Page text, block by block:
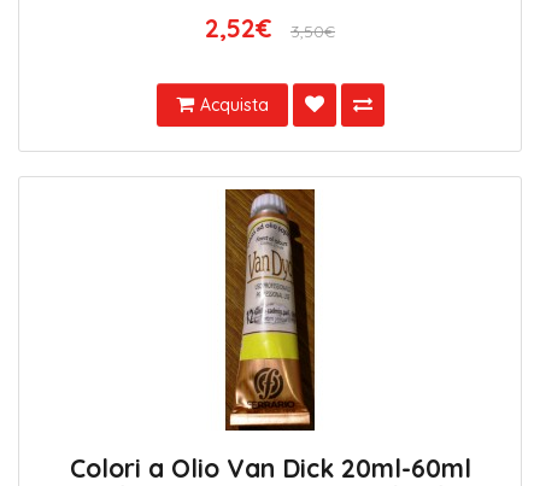
2,52€
3,50€
Acquista
Colori a Olio Van Dick 20ml-60ml